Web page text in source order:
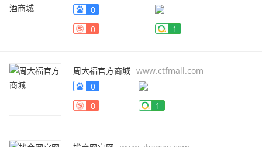
0
0
1
周大福官方商城 www.ctfmall.com
0
0
1